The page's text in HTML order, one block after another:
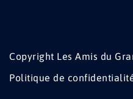
Copyright Les Amis du
Politique de